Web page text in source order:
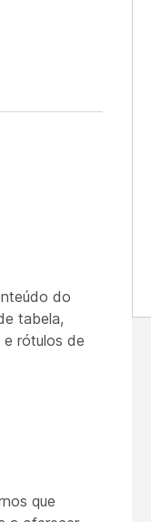
do
tabela,
rótulos de
que